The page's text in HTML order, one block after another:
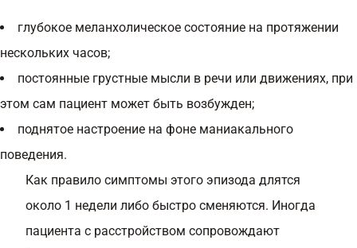
глубокое меланхолическое состояние на протяжении
нескольких часов;
постоянные грустные мысли в речи или движениях, при
этом сам пациент может быть возбужден;
поднятое настроение на фоне маниакального
поведения.
Как правило симптомы этого эпизода длятся
около 1 недели либо быстро сменяются. Иногда
пациента с расстройством сопровождают